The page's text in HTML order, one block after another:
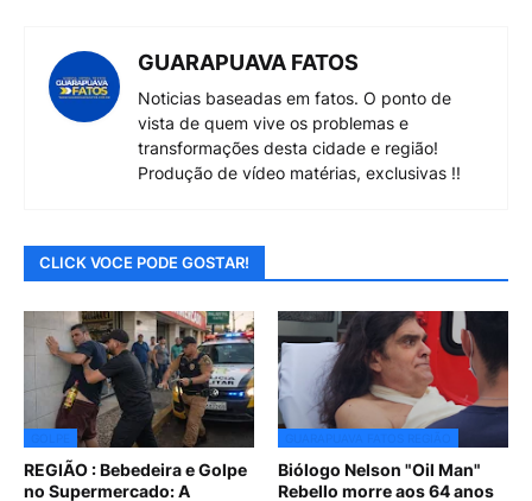
GUARAPUAVA FATOS
Noticias baseadas em fatos. O ponto de
vista de quem vive os problemas e
transformações desta cidade e região!
Produção de vídeo matérias, exclusivas !!
CLICK VOCE PODE GOSTAR!
REGIÃO : Bebedeira e Golpe
no Supermercado: A
Biólogo Nelson "Oil Man"
Rebello morre aos 64 anos